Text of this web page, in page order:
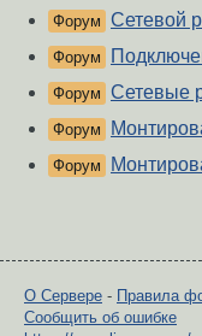
Форум Сетевой
Форум
Форум Сетевые
Форум
Форум
О Сервере - Правила
Сообщить об ошибке